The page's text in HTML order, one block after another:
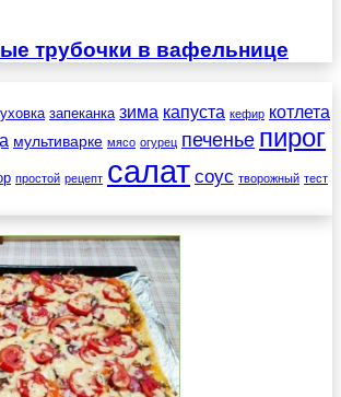
трубочки в вафельнице
запеканка зима капуста кефир котлета
мультиварке мясо огурец печенье пирог
простой рецепт салат соус творожный тест